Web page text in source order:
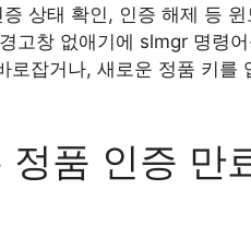
상태 확인, 인증 해제 등
고창 없애기에 slmgr 명령
잡거나, 새로운 정품 키를
품 인증 만